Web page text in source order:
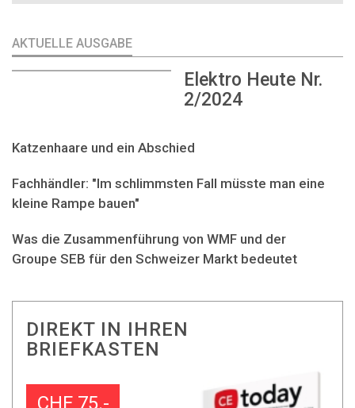
AKTUELLE AUSGABE
Elektro Heute Nr.
2/2024
Katzenhaare und ein Abschied
Fachhändler: "Im schlimmsten Fall müsste man eine
kleine Rampe bauen"
Was die Zusammenführung von WMF und der
Groupe SEB für den Schweizer Markt bedeutet
DIREKT IN IHREN
BRIEFKASTEN
CHF 75.-